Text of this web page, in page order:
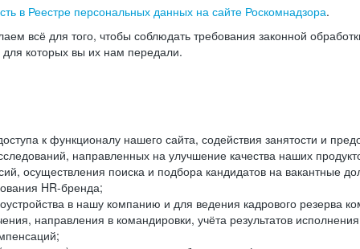
в Реестре персональных данных на сайте Роскомнадзора.
всё для того, чтобы соблюдать требования законной
которых вы их нам передали.
к функционалу нашего сайта, содействия занятости и
направленных на улучшение качества наших
осуществления поиска и подбора кандидатов на вакантные
HR-бренда;
в нашу компанию и для ведения кадрового резерва
направления в командировки, учёта результатов